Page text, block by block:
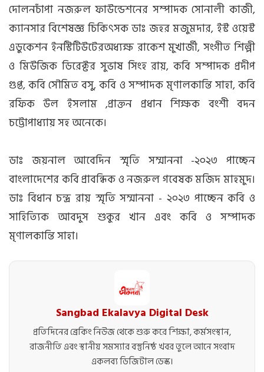
দোলনচাঁপা নজরুল ফাউন্ডেশনের সম্পাদক সোনালী কাজী,
ক্যানসার বিশেষজ্ঞ চিকিৎসক ডাঃ জহর মজুমদার, ইস্ট ওয়েস্ট
এডুকেশন ইনস্টিটিউটের‌অধ্যক্ষ রাকেশ মুখার্জী, সংগীত শিল্পী
ও মিউজিক ডিরেক্টর সুভাষ সিংহ রায়, কবি সম্পাদক প্রদীপ
গুপ্ত, কবি সৌমিত বসু, কবি ও সম্পাদক মৃণালকান্তি সাহা, কবি
রফিক উল ইসলাম ,প্রাক্তন প্রধান শিক্ষক বংশী বদন
চট্টোপাধ্যায় সহ অনেকে।
ডাঃ জয়নাল আবেদিন স্মৃতি সম্মাননা -২০২৩ পাচ্ছেন
বাংলাদেশের কবি প্রাবন্ধিক ও নজরুল গবেষক মজিদ মাহমুদ।
ডাঃ বিধান চন্দ্র রায় স্মৃতি সম্মাননা - ২০২৩ পাচ্ছেন কবি ও
সাহিত্যিক আবদুস শুকুর খান এবং কবি ও সম্পাদক
মৃণালকান্তি সাহা।
Sangbad Ekalavya Digital Desk
প্রতিদিনের ব্রেকিং নিউজ থেকে শুরু করে শিক্ষা, কর্মসংস্থান,
রাজনীতি এবং স্থানীয় সমস্যার বস্তুনিষ্ঠ খবর তুলে আনে সংবাদ
একলব্য ডিজিটাল ডেস্ক।